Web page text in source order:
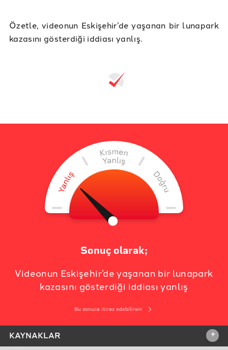
Özetle, videonun Eskişehir’de yaşanan bir lunapark
kazasını gösterdiği iddiası yanlış.
Sonuç olarak;
Videonun Eskişehir’de yaşanan bir lunapark
kazasını gösterdiği iddiası yanlış
Bu sonuca itiraz edebilirsin
KAYNAKLAR +